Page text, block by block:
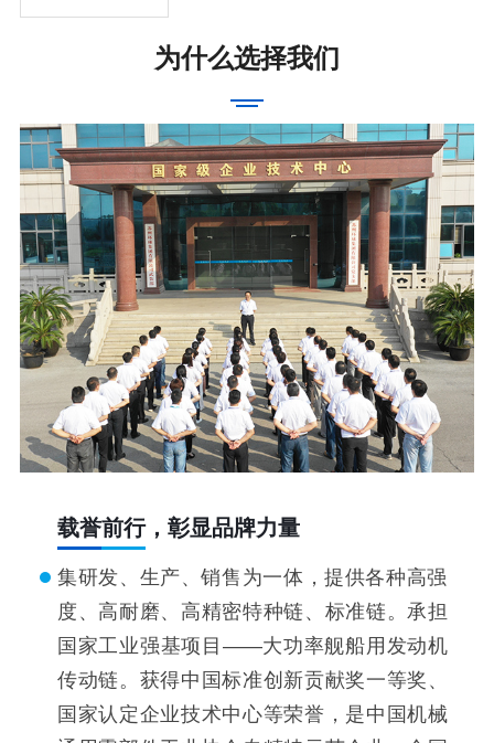
为什么选择我们
载誉前行，彰显品牌力量
集研发、生产、销售为一体，提供各种高强
度、高耐磨、高精密特种链、标准链。承担
国家工业强基项目——大功率舰船用发动机
传动链。获得中国标准创新贡献奖一等奖、
国家认定企业技术中心等荣誉，是中国机械